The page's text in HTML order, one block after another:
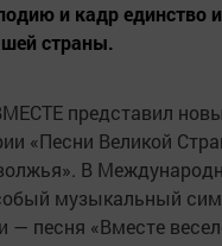
и кадр единство и
страны.
представил
«Песни Великой
В
музыкальный
— песня «Вместе